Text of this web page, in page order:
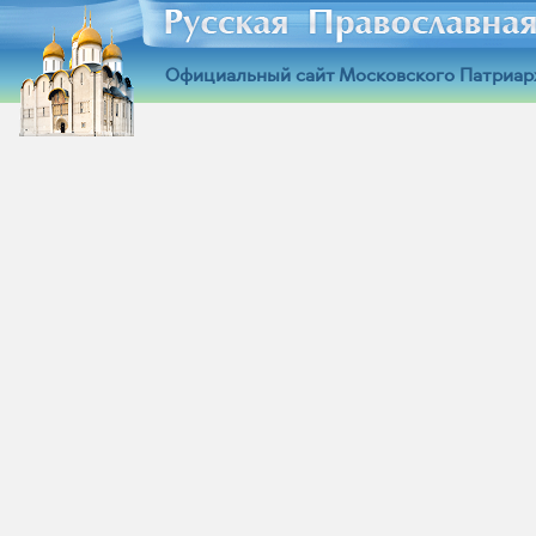
Официальный сайт Московского